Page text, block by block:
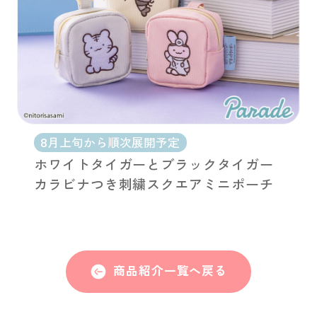
8月上旬から順次展開予定
ホワイトタイガーとブラックタイガー
カラビナつき刺繍スクエアミニポーチ
商品紹介一覧へ戻る